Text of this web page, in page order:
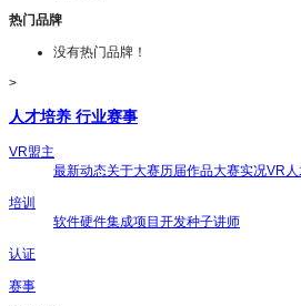
热门品牌
没有热门品牌！
>
人才培养 行业赛事
VR盟主
最新动态关于大赛历届作品大赛实况VR
培训
软件硬件集成项目开发种子讲师
认证
赛事